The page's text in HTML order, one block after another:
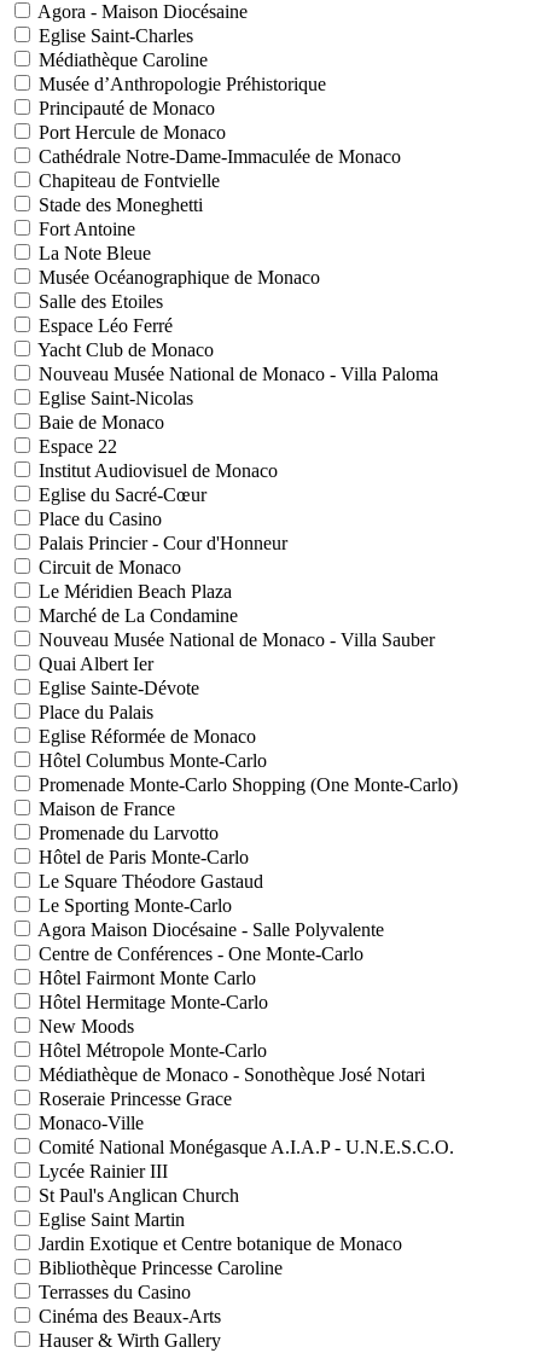
Agora - Maison Diocésaine
Eglise Saint-Charles
Médiathèque Caroline
Musée d’Anthropologie Préhistorique
Principauté de Monaco
Port Hercule de Monaco
Cathédrale Notre-Dame-Immaculée de Monaco
Chapiteau de Fontvielle
Stade des Moneghetti
Fort Antoine
La Note Bleue
Musée Océanographique de Monaco
Salle des Etoiles
Espace Léo Ferré
Yacht Club de Monaco
Nouveau Musée National de Monaco - Villa Paloma
Eglise Saint-Nicolas
Baie de Monaco
Espace 22
Institut Audiovisuel de Monaco
Eglise du Sacré-Cœur
Place du Casino
Palais Princier - Cour d'Honneur
Circuit de Monaco
Le Méridien Beach Plaza
Marché de La Condamine
Nouveau Musée National de Monaco - Villa Sauber
Quai Albert Ier
Eglise Sainte-Dévote
Place du Palais
Eglise Réformée de Monaco
Hôtel Columbus Monte-Carlo
Promenade Monte-Carlo Shopping (One Monte-Carlo)
Maison de France
Promenade du Larvotto
Hôtel de Paris Monte-Carlo
Le Square Théodore Gastaud
Le Sporting Monte-Carlo
Agora Maison Diocésaine - Salle Polyvalente
Centre de Conférences - One Monte-Carlo
Hôtel Fairmont Monte Carlo
Hôtel Hermitage Monte-Carlo
New Moods
Hôtel Métropole Monte-Carlo
Médiathèque de Monaco - Sonothèque José Notari
Roseraie Princesse Grace
Monaco-Ville
Comité National Monégasque A.I.A.P - U.N.E.S.C.O.
Lycée Rainier III
St Paul's Anglican Church
Eglise Saint Martin
Jardin Exotique et Centre botanique de Monaco
Bibliothèque Princesse Caroline
Terrasses du Casino
Cinéma des Beaux-Arts
Hauser & Wirth Gallery